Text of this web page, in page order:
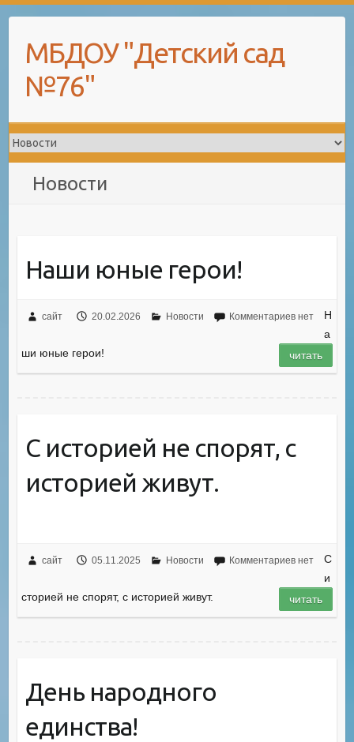
contentМБДОУ "Детский сад
№76"
Новости
Наши юные герои!
сайт 20.02.2026 Новости Комментариев нет
Н
а
ши юные герои!
читать
С историей не спорят, с
историей живут.
сайт 05.11.2025 Новости Комментариев нет
С
и
сторией не спорят, с историей живут.
читать
День народного
единства!